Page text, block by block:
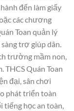
đến làm giấy
các chương
Toan quản lý
trợ giúp dân.
trường mầm non,
THCS Quán Toan
đại, sân chơi
phát triển toàn
tiếng học an toàn,